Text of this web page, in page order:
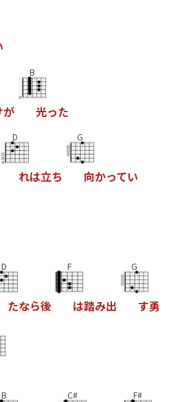
が
B
光った
D
れは立ち
G
向かってい
D
たなら後
F
は踏み出
G
す勇
B C# F#